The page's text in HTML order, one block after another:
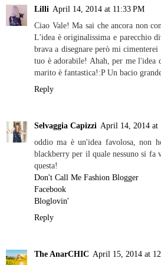
Lilli April 14, 2014 at 11:33 PM
Ciao Vale! Ma sai che ancora non
L'idea è originalissima e parecchio
brava a disegnare però mi
tuo è adorabile! Ahah, per me l'idea
marito è fantastica!:P Un bacio
Reply
Selvaggia Capizzi April 14, 2014 at
oddio ma è un'idea favolosa, non
blackberry per il quale nessuno si fa
questa!
Don't Call Me Fashion Blogger
Facebook
Bloglovin'
Reply
The AnarCHIC April 15, 2014 at